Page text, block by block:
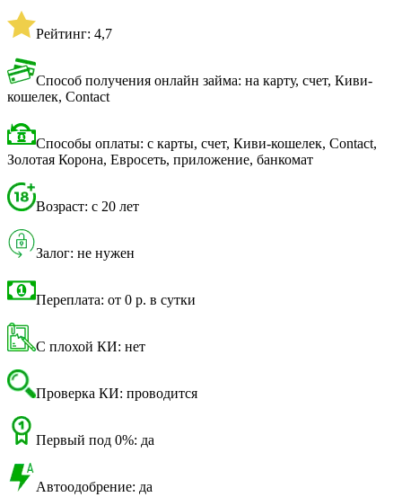
Рейтинг: 4,7
Способ получения онлайн займа: на карту, счет, Киви-
кошелек, Contact
Способы оплаты: с карты, счет, Киви-кошелек, Contact,
Золотая Корона, Евросеть, приложение, банкомат
Возраст: с 20 лет
Залог: не нужен
Переплата: от 0 р. в сутки
С плохой КИ: нет
Проверка КИ: проводится
Первый под 0%: да
Автоодобрение: да